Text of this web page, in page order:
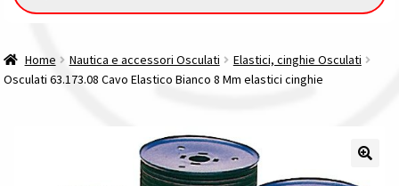
Contatti
Il nostro gruppo acquisti
Home Nautica e accessori Osculati
Elastici, cinghie Osculati
Osculati 63.173.08 Cavo Elastico Bianco 8 Mm elastici cinghie